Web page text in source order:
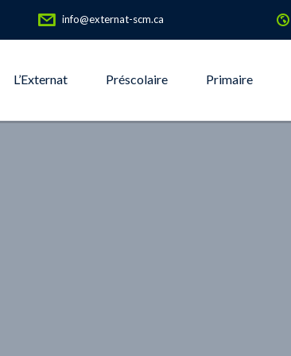
info@externat-scm.ca
L’Externat Préscolaire Primaire